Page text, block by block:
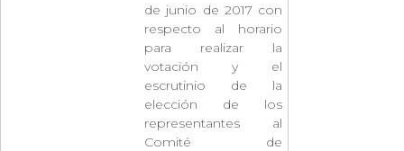
de junio de 2017 con
respecto al horario
para realizar la
votación y el
escrutinio de la
elección de los
representantes al
Comité de